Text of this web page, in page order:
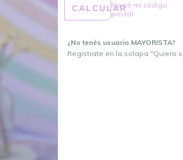
CALCULARNo sé mi código
postal
¿No tenés usuario MAYORISTA?
Registrate en la solapa "Quiero